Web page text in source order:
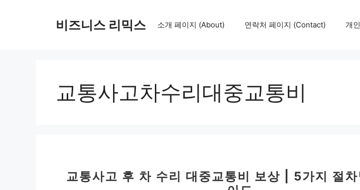
비즈니스 리믹스 소개 페이지 (About) 연락처 페이지 (Contact) 개
교통사고차수리대중교통비
교통사고 후 차 수리 대중교통비 보상 | 5가지 절